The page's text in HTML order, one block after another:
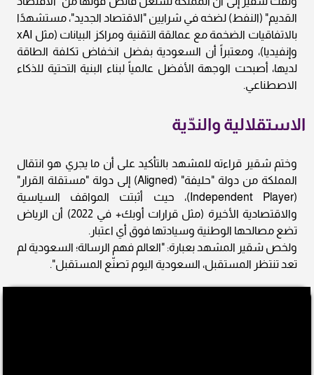
القديم" (النفط) لضخه في شرايين "الاقتصاد الجديد"، مستشهدًا
بالاتفاقيات الضخمة مع عمالقة التقنية ومراكز البيانات (مثل xAI
وإنفيديا)، ومعتبراً أن السعودية بفضل انخفاض تكلفة الطاقة
لديها، أصبحت الوجهة الأفضل عالمياً لبناء البنية التحتية للذكاء
الاصطناعي.
الاستقلالية والندّية
وختم شقير قراءته للمشهد بالتأكيد على أن ما يجري هو انتقال
المملكة من دولة "حليفة" (Aligned) إلى دولة "مستقلة القرار"
(Independent Player)، حيث أثبتت المواقف السياسية
والاقتصادية الأخيرة (مثل قرارات أوبك+ في 2022) أن الرياض
تضع مصالحها الوطنية وسيادتها فوق أي اعتبار.
ولخص شقير المشهد بعبارة: "العالم فهم الرسالة؛ السعودية لم
تعد تنتظر المستقبل، السعودية اليوم تصنّع المستقبل".